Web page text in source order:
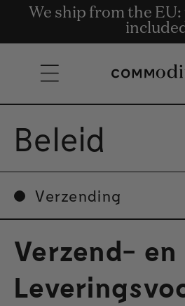
Skip to content
Gratis Bezorging bij
135 en
We ship from the
Get rewards for
Beleid
Verzending
Verzend- en